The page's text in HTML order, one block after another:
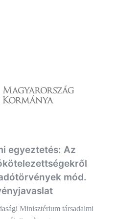
egyeztetés: Az
mód.
Minisztérium társadalmi